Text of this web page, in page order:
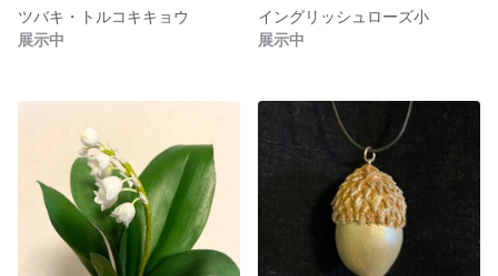
ツバキ・トルコキキョウ
展示中
イングリッシュローズ小
展示中